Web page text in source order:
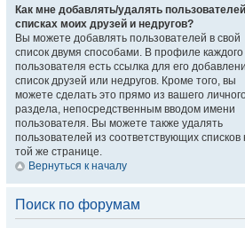
Как мне добавлять/удалять
списках моих друзей и недругов?
Вы можете добавлять пользователей в свой
список двумя способами. В профиле каждого
пользователя есть ссылка для его
список друзей или недругов. Кроме того, вы
можете сделать это прямо из вашего
раздела, непосредственным вводом имени
пользователя. Вы можете также удалять
пользователей из соответствующих списков
той же странице.
Вернуться к началу
Поиск по форумам